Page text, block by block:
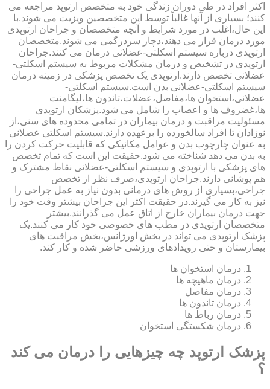
اکثر افراد در طی دوران زندگی خود به متخصص ارتوپد مراجعه می
کنند؛ بسیاری از آنها غالباً توسط این متخصصین ویزیت می شوند.با
این حال،اغلب در مورد شرایط و آنچه متخصصان و جراحان ارتوپدی
مورد درمان قرار می دهند،دچار سردرگمی می شوند.متخصصان
ارتوپدی درباره سیستم اسکلتی-عضلانی درمان می کنند.جراحان
ارتوپدی در تشخیص و درمان مشکلات مربوط به سیستم اسکلتی-
عضلانی تخصص دارند.ارتوپدی یک تخصص پزشکی در زمینه درمان
سیستم اسکلتی-عضلانی بدن است.سیستم اسکلتی-
عضلانی،استخوان ها،مفاصل،عضلات،تاندون ها،لیگامنت
ها،غضروف ها و اعصاب را شامل می شود.پزشکان ارتوپدی
مسئولیت مراقبت و درمان بیماران در تمامی محدوده های سنی،از
نوزادان تا افراد سالخورده را برعهده دارند.سیستم اسکلتی عضلانی
به عنوان چارچوب بدن و عوامل مکانیکی که قابلیت حرکت کردن را
به بدن می دهد شناخته می شود.حقیقت این است که تمام تخصص
های پزشکی با ارتوپدی و سیستم اسکلتی-عضلانی نقاط مشترک و
هم پوشانی دارند.جراحان ارتوپدی،صرف نظر از تخصص
جراحی،بسیاری از روش های درمانی بدون نیاز به عمل جراحی را
نیز به کار می گیرند.در حقیقت اکثر این جراحان بیشتر وقت خود را
جهت درمان بیماران خارج از اتاق عمل می گذرانند.بیشتر
متخصصان ارتوپدی در مطب های خصوصی خود کار می کنند.یک
پزشک ارتوپدی می تواند در بخش اورژانس،بخش مراقبت های
بیمارستان و حتی رویدادهای ورزشی حاضر شده و کار کند.
درمان استخوان ها
درمان ماهیچه ها
درمان مفاصل
درمان تاندون ها
درمان رباط ها
درمان شکستگی استخوان
پزشک ارتوپد چه چیزهایی را درمان می کند
؟